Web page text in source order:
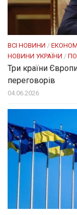
ВСІ НОВИНИ /
НОВИНИ УКРАЇНИ /
Три країни
переговорів
04.06.2026